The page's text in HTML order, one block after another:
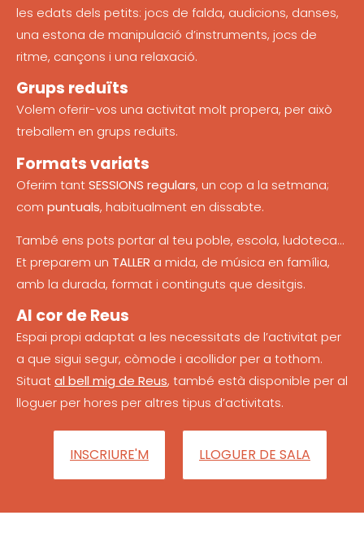
les edats dels petits: jocs de falda, audicions, danses,
una estona de manipulació d’instruments, jocs de
ritme, cançons i una relaxació.
Grups reduïts
Volem oferir-vos una activitat molt propera, per això
treballem en grups reduïts.
Formats variats
Oferim tantSESSIONS regulars, un cop a la setmana;
com puntuals, habitualment en dissabte.
També ens pots portar al teu poble, escola, ludoteca…
Et preparem un TALLER a mida, de música en família,
amb la durada, format i continguts que desitgis.
Al cor de Reus
Espai propi adaptat a les necessitats de l’activitat per
a que sigui segur, còmode i acollidor per a tothom.
Situatal bell mig de Reus, també està disponible per al
lloguer per hores per altres tipus d’activitats.
INSCRIURE'M LLOGUER DE SALA